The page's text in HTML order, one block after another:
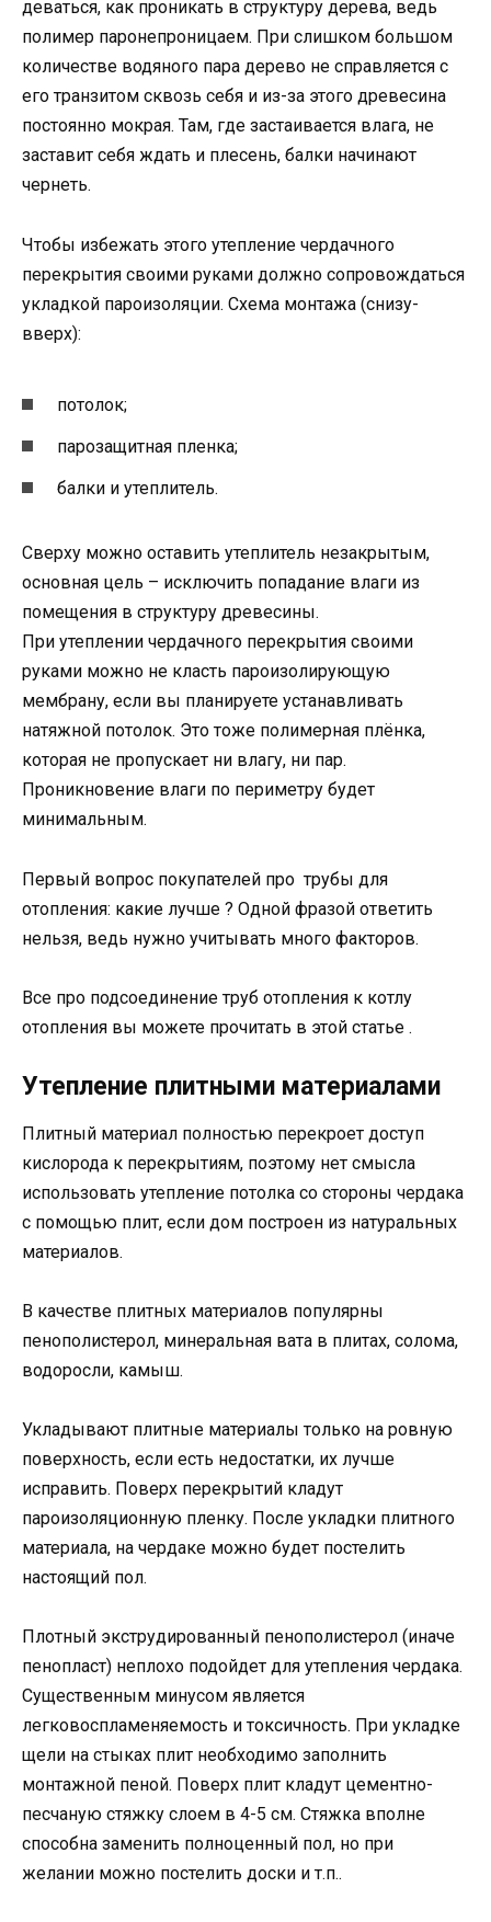
деваться, как проникать в структуру дерева, ведь
полимер паронепроницаем. При слишком большом
количестве водяного пара дерево не справляется с
его транзитом сквозь себя и из-за этого древесина
постоянно мокрая. Там, где застаивается влага, не
заставит себя ждать и плесень, балки начинают
чернеть.
Чтобы избежать этого утепление чердачного
перекрытия своими руками должно сопровождаться
укладкой пароизоляции. Схема монтажа (снизу-
вверх):
потолок;
парозащитная пленка;
балки и утеплитель.
Сверху можно оставить утеплитель незакрытым,
основная цель – исключить попадание влаги из
помещения в структуру древесины.
При утеплении чердачного перекрытия своими
руками можно не класть пароизолирующую
мембрану, если вы планируете устанавливать
натяжной потолок. Это тоже полимерная плёнка,
которая не пропускает ни влагу, ни пар.
Проникновение влаги по периметру будет
минимальным.
Первый вопрос покупателей про трубы для
отопления: какие лучше ? Одной фразой ответить
нельзя, ведь нужно учитывать много факторов.
Все про подсоединение труб отопления к котлу
отопления вы можете прочитать в этой статье .
Утепление плитными материалами
Плитный материал полностью перекроет доступ
кислорода к перекрытиям, поэтому нет смысла
использовать утепление потолка со стороны чердака
с помощью плит, если дом построен из натуральных
материалов.
В качестве плитных материалов популярны
пенополистерол, минеральная вата в плитах, солома,
водоросли, камыш.
Укладывают плитные материалы только на ровную
поверхность, если есть недостатки, их лучше
исправить. Поверх перекрытий кладут
пароизоляционную пленку. После укладки плитного
материала, на чердаке можно будет постелить
настоящий пол.
Плотный экструдированный пенополистерол (иначе
пенопласт) неплохо подойдет для утепления чердака.
Существенным минусом является
легковоспламеняемость и токсичность. При укладке
щели на стыках плит необходимо заполнить
монтажной пеной. Поверх плит кладут цементно-
песчаную стяжку слоем в 4-5 см. Стяжка вполне
способна заменить полноценный пол, но при
желании можно постелить доски и т.п..